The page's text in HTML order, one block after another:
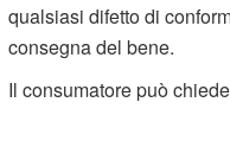
qualsiasi difetto di
consegna del bene.
Il consumatore può